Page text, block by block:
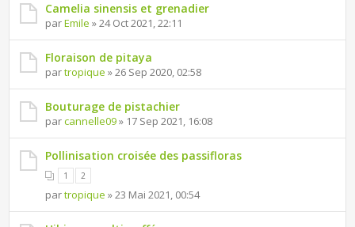
Camelia sinensis et grenadier
parEmile » 24 Oct 2021, 22:11
Floraison de pitaya
partropique » 26 Sep 2020, 02:58
Bouturage de pistachier
parcannelle09» 17 Sep 2021, 16:08
Pollinisation croisée des passifloras
1 2
partropique » 23 Mai 2021, 00:54